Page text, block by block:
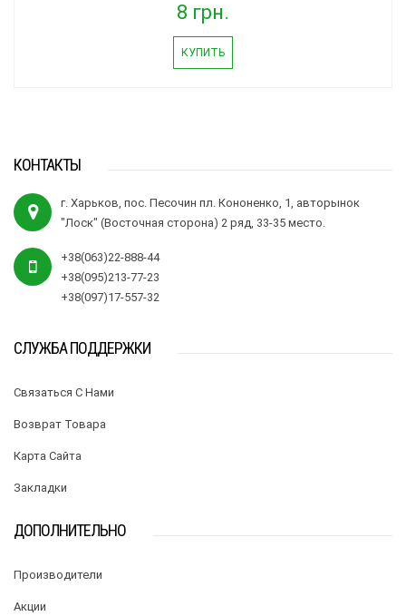
8 грн.
КУПИТЬ
КОНТАКТЫ
г. Харьков, пос. Песочин пл. Кононенко, 1, авторынок
"Лоск" (Восточная сторона) 2 ряд, 33-35 место.
+38(063)22-888-44
+38(095)213-77-23
+38(097)17-557-32
СЛУЖБА ПОДДЕРЖКИ
Связаться С Нами
Возврат Товара
Карта Сайта
Закладки
ДОПОЛНИТЕЛЬНО
Производители
Акции